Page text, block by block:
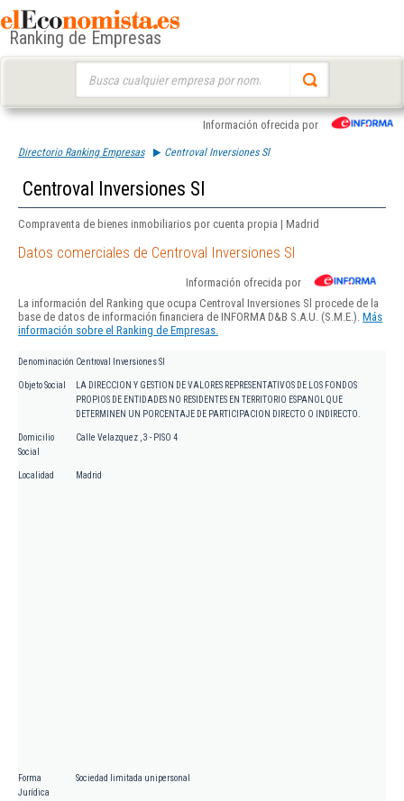
Ranking de Empresas
Información ofrecida por
Directorio Ranking Empresas Centroval Inversiones Sl
Centroval Inversiones Sl
Compraventa de bienes inmobiliarios por cuenta propia | Madrid
Datos comerciales de Centroval Inversiones Sl
Información ofrecida por
La información del Ranking que ocupa Centroval Inversiones Sl procede de la
base de datos de información financiera de INFORMA D&B S.A.U. (S.M.E.). Más
información sobre el Ranking de Empresas.
Denominación Centroval Inversiones Sl
Objeto Social
LA DIRECCION Y GESTION DE VALORES REPRESENTATIVOS DE LOS FONDOS
PROPIOS DE ENTIDADES NO RESIDENTES EN TERRITORIO ESPANOL QUE
DETERMINEN UN PORCENTAJE DE PARTICIPACION DIRECTO O INDIRECTO.
Domicilio
Social
Calle Velazquez , 3 - PISO 4
Localidad Madrid
Forma
Jurídica
Sociedad limitada unipersonal